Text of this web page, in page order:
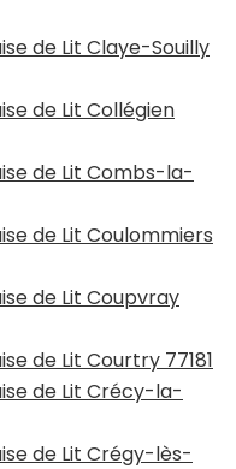
de Lit Claye-Souilly
de Lit Collégien
de Lit Combs-la-
de Lit Coulommiers
de Lit Coupvray
de Lit Courtry 77181
de Lit Crécy-la-
de Lit Crégy-lès-